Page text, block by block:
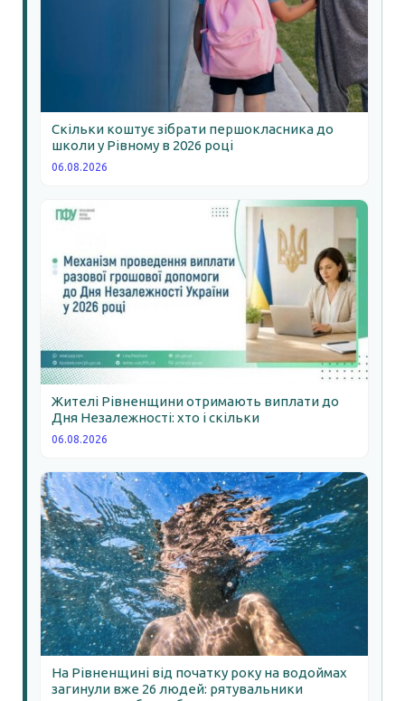
Скільки коштує зібрати першокласника до
школи у Рівному в 2026 році
06.08.2026
Жителі Рівненщини отримають виплати до
Дня Незалежності: хто і скільки
06.08.2026
На Рівненщині від початку року на водоймах
загинули вже 26 людей: рятувальники